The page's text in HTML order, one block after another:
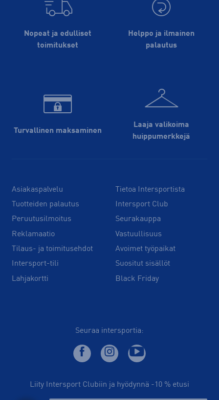
Nopeat ja edulliset
toimitukset
Helppo ja ilmainen
palautus
Turvallinen maksaminen
Laaja valikoima
huippu­merkkejä
Asiakaspalvelu
Tuotteiden palautus
Peruutusilmoitus
Reklamaatio
Tilaus- ja toimitusehdot
Intersport-tili
Lahjakortti
Tietoa Intersportista
Intersport Club
Seurakauppa
Vastuullisuus
Avoimet työpaikat
Suositut sisällöt
Black Friday
Seuraa intersportia:
Liity Intersport Clubiin ja hyödynnä -10 % etusi